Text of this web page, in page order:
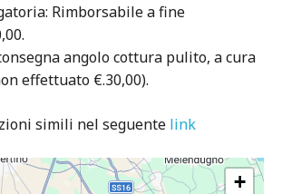
Rimborsabile a fine
angolo cottura pulito, a cura
effettuato €.30,00).
simili nel seguente link
+